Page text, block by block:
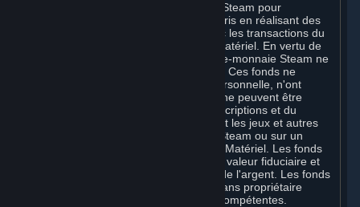
Vous pouvez utiliser le Porte-monnaie Steam pour
commander des Souscriptions, y compris en réalisant des
commandes in-game compatibles avec les transactions du
Porte-monnaie Steam, et acheter du Matériel. En vertu de
la Section 3.I, les fonds versés au Porte-monnaie Steam ne
sont ni remboursables ni transférables. Ces fonds ne
constituent aucun droit de propriété personnelle, n'ont
aucune valeur en dehors de Steam et ne peuvent être
utilisés que pour commander des Souscriptions et du
contenu associé via Steam (notamment les jeux et autres
applications proposés sur le magasin Steam ou sur un
Marché de Souscriptions Steam) et du Matériel. Les fonds
du Porte-monnaie Steam n'ont aucune valeur fiduciaire et
ne peuvent pas être échangés contre de l'argent. Les fonds
du Porte-monnaie Steam considérés sans propriétaire
peuvent être transférés aux autorités compétentes.